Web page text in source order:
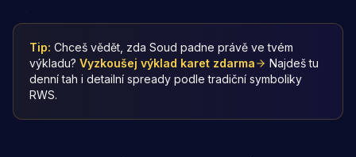
Tip: Chceš vědět, zda Soud padne právě ve tvém
výkladu? Vyzkoušej výklad karet zdarma
Najdeš tu
denní tah i detailní spready podle tradiční symboliky
RWS.